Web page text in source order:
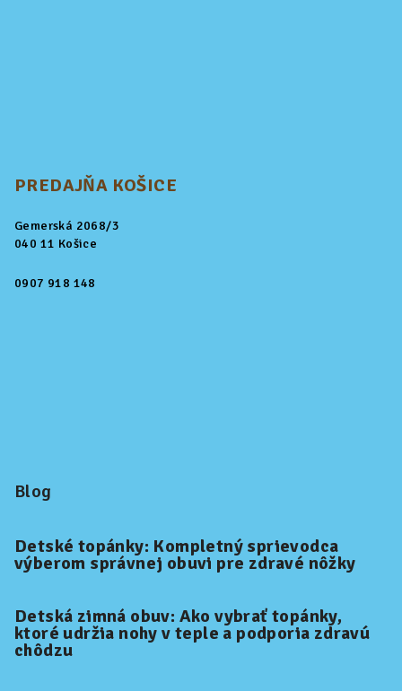
PREDAJŇA KOŠICE
Gemerská 2068/3
040 11 Košice
0907 918 148
Blog
Detské topánky: Kompletný sprievodca
výberom správnej obuvi pre zdravé nôžky
Detská zimná obuv: Ako vybrať topánky,
ktoré udržia nohy v teple a podporia zdravú
chôdzu